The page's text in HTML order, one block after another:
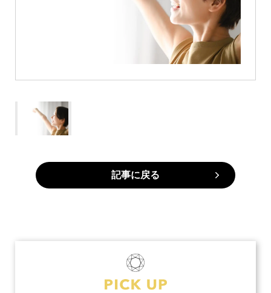
記事に戻る